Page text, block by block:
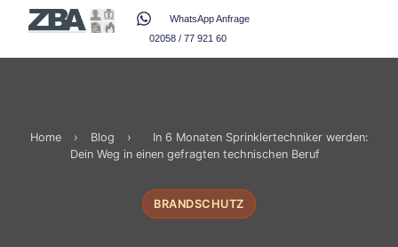
WhatsApp Anfrage
02058 / 77 921 60
Home › Blog ›
In 6 Monaten Sprinklertechniker werden:
Dein Weg in einen gefragten technischen Beruf
BRANDSCHUTZ